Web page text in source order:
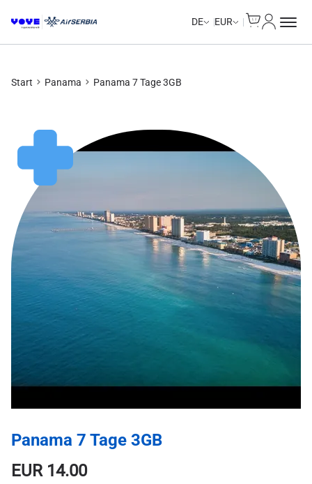
DE EUR
Start Panama Panama 7 Tage 3GB
Panama 7 Tage 3GB
EUR14.00